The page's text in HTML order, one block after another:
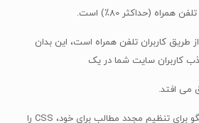
(حداکثر 80٪) است.
طریق کاربران تلفن همراه است، این بدان
کاربران سایت شما در یک
می افتد.
به جای تکیه بر کد پاسخگو برای تنظیم مجدد مطالب برای خود، CSS را